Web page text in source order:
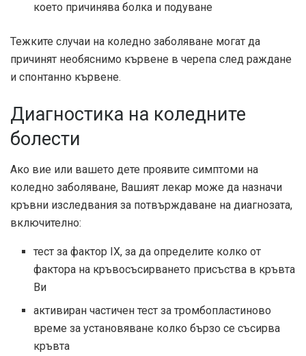
което причинява болка и подуване
Тежките случаи на коледно заболяване могат да
причинят необяснимо кървене в черепа след раждане
и спонтанно кървене.
Диагностика на коледните
болести
Ако вие или вашето дете проявите симптоми на
коледно заболяване, Вашият лекар може да назначи
кръвни изследвания за потвърждаване на диагнозата,
включително:
тест за фактор IX, за да определите колко от
фактора на кръвосъсирването присъства в кръвта
Ви
активиран частичен тест за тромбопластиново
време за установяване колко бързо се съсирва
кръвта